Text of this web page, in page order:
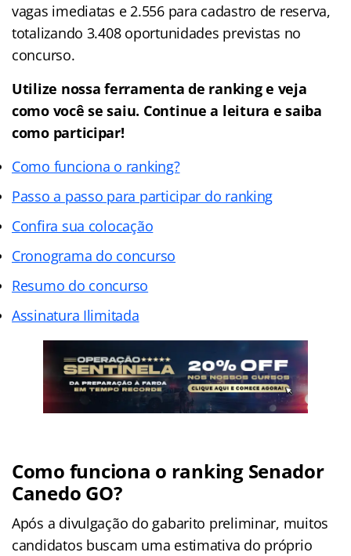
vagas imediatas e 2.556 para cadastro de reserva,
totalizando 3.408 oportunidades previstas no
concurso.
Utilize nossa ferramenta de ranking e veja
como você se saiu. Continue a leitura e saiba
como participar!
Como funciona o ranking?
Passo a passo para participar do ranking
Confira sua colocação
Cronograma do concurso
Resumo do concurso
Assinatura Ilimitada
Como funciona o ranking Senador
Canedo GO?
Após a divulgação do gabarito preliminar, muitos
candidatos buscam uma estimativa do próprio